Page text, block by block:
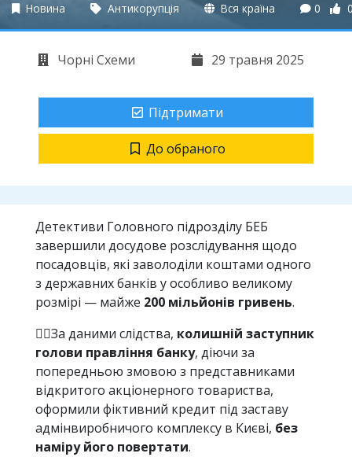
Новина Антикорупція Вся країна 0
Чорні Схеми 29 травня 2025
Підтримати
До обраного
Детективи Головного підрозділу БЕБ
завершили досудове розслідування щодо
посадовців, які заволоділи коштами одного
з державних банків у особливо великому
розмірі — майже 200 мільйонів гривень.
🕵️‍♂️За даними слідства, колишній заступник
голови правління банку, діючи за
попередньою змовою з представниками
відкритого акціонерного товариства,
оформили фіктивний кредит під заставу
адмінвиробничого комплексу в Києві, без
наміру його повертати.